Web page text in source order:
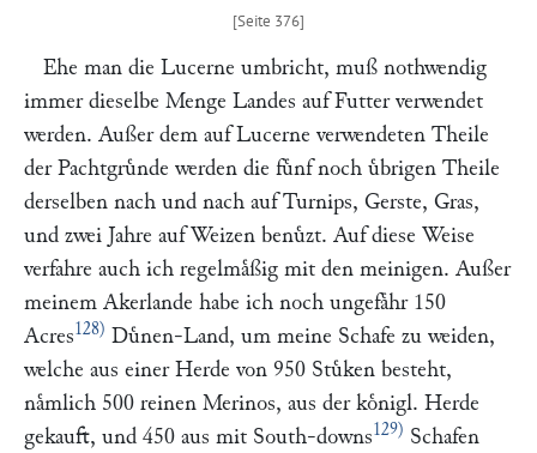
Ehe man die Lucerne umbricht, muß nothwendig
immer dieselbe Menge Landes auf Futter verwendet
werden. Außer dem auf Lucerne verwendeten Theile
der Pachtgruͤnde werden die fuͤnf noch uͤbrigen Theile
derselben nach und nach auf Turnips, Gerste, Gras,
und zwei Jahre auf Weizen benuͤzt. Auf diese Weise
verfahre auch ich regelmaͤßig mit den meinigen. Außer
meinem Akerlande habe ich noch ungefaͤhr 150
Acres128) Duͤnen-Land, um meine Schafe zu weiden,
welche aus einer Herde von 950 Stuͤken besteht,
naͤmlich 500 reinen Merinos, aus der koͤnigl. Herde
gekauft, und 450 aus mit South-downs129) Schafen